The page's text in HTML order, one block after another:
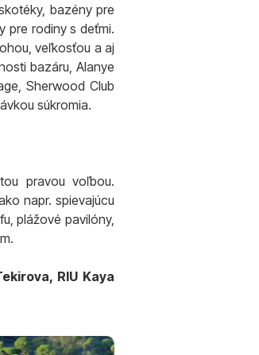
bazény pre
pre rodiny s deťmi.
veľkosťou a aj
bazáru, Alanye
Sherwood Club
súkromia.
pravou voľbou.
napr. spievajúcu
plážové pavilóny,
RIU Kaya